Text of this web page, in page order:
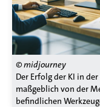
© midjourney
Der Erfolg der KI in
maßgeblich von der
befindlichen